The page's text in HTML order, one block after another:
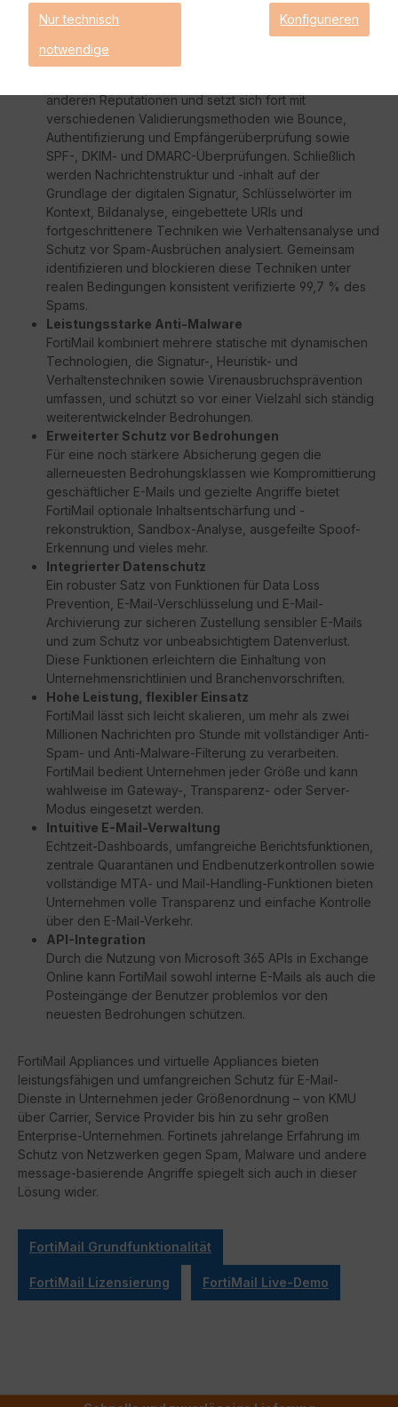
Mehrschichtiger Anti-Spam
Mehr als ein Dutzend Absender-, Protokoll- und
Inhaltsinspektionstechniken schützen Netzwerke und
Benutzer vor unerwünschten Massen-E-Mails. Das
anderen Reputationen und setzt sich fort mit
verschiedenen Validierungsmethoden wie Bounce,
Authentifizierung und Empfängerüberprüfung sowie
SPF-, DKIM- und DMARC-Überprüfungen. Schließlich
werden Nachrichtenstruktur und -inhalt auf der
Grundlage der digitalen Signatur, Schlüsselwörter im
Kontext, Bildanalyse, eingebettete URIs und
fortgeschrittenere Techniken wie Verhaltensanalyse und
Schutz vor Spam-Ausbrüchen analysiert. Gemeinsam
identifizieren und blockieren diese Techniken unter
realen Bedingungen konsistent verifizierte 99,7 % des
Spams.
Leistungsstarke Anti-Malware
FortiMail kombiniert mehrere statische mit dynamischen
Technologien, die Signatur-, Heuristik- und
Verhaltenstechniken sowie Virenausbruchsprävention
umfassen, und schützt so vor einer Vielzahl sich ständig
weiterentwickelnder Bedrohungen.
Erweiterter Schutz vor Bedrohungen
Für eine noch stärkere Absicherung gegen die
allerneuesten Bedrohungsklassen wie Kompromittierung
geschäftlicher E-Mails und gezielte Angriffe bietet
FortiMail optionale Inhaltsentschärfung und -
rekonstruktion, Sandbox-Analyse, ausgefeilte Spoof-
Erkennung und vieles mehr.
Integrierter Datenschutz
Ein robuster Satz von Funktionen für Data Loss
Prevention, E-Mail-Verschlüsselung und E-Mail-
Archivierung zur sicheren Zustellung sensibler E-Mails
und zum Schutz vor unbeabsichtigtem Datenverlust.
Diese Funktionen erleichtern die Einhaltung von
Unternehmensrichtlinien und Branchenvorschriften.
Hohe Leistung, flexibler Einsatz
FortiMail lässt sich leicht skalieren, um mehr als zwei
Millionen Nachrichten pro Stunde mit vollständiger Anti-
Spam- und Anti-Malware-Filterung zu verarbeiten.
FortiMail bedient Unternehmen jeder Größe und kann
wahlweise im Gateway-, Transparenz- oder Server-
Modus eingesetzt werden.
Intuitive E-Mail-Verwaltung
Echtzeit-Dashboards, umfangreiche Berichtsfunktionen,
zentrale Quarantänen und Endbenutzerkontrollen sowie
vollständige MTA- und Mail-Handling-Funktionen bieten
Unternehmen volle Transparenz und einfache Kontrolle
über den E-Mail-Verkehr.
API-Integration
Durch die Nutzung von Microsoft 365 APIs in Exchange
Online kann FortiMail sowohl interne E-Mails als auch die
Posteingänge der Benutzer problemlos vor den
neuesten Bedrohungen schützen.
FortiMail Appliances und virtuelle Appliances bieten
leistungsfähigen und umfangreichen Schutz für E-Mail-
Dienste in Unternehmen jeder Größenordnung – von KMU
über Carrier, Service Provider bis hin zu sehr großen
Enterprise-Unternehmen. Fortinets jahrelange Erfahrung im
Schutz von Netzwerken gegen Spam, Malware und andere
message-basierende Angriffe spiegelt sich auch in dieser
Lösung wider.
FortiMail Grundfunktionalität
FortiMail Lizensierung FortiMail Live-Demo
Nur technisch
notwendige
Konfigurieren